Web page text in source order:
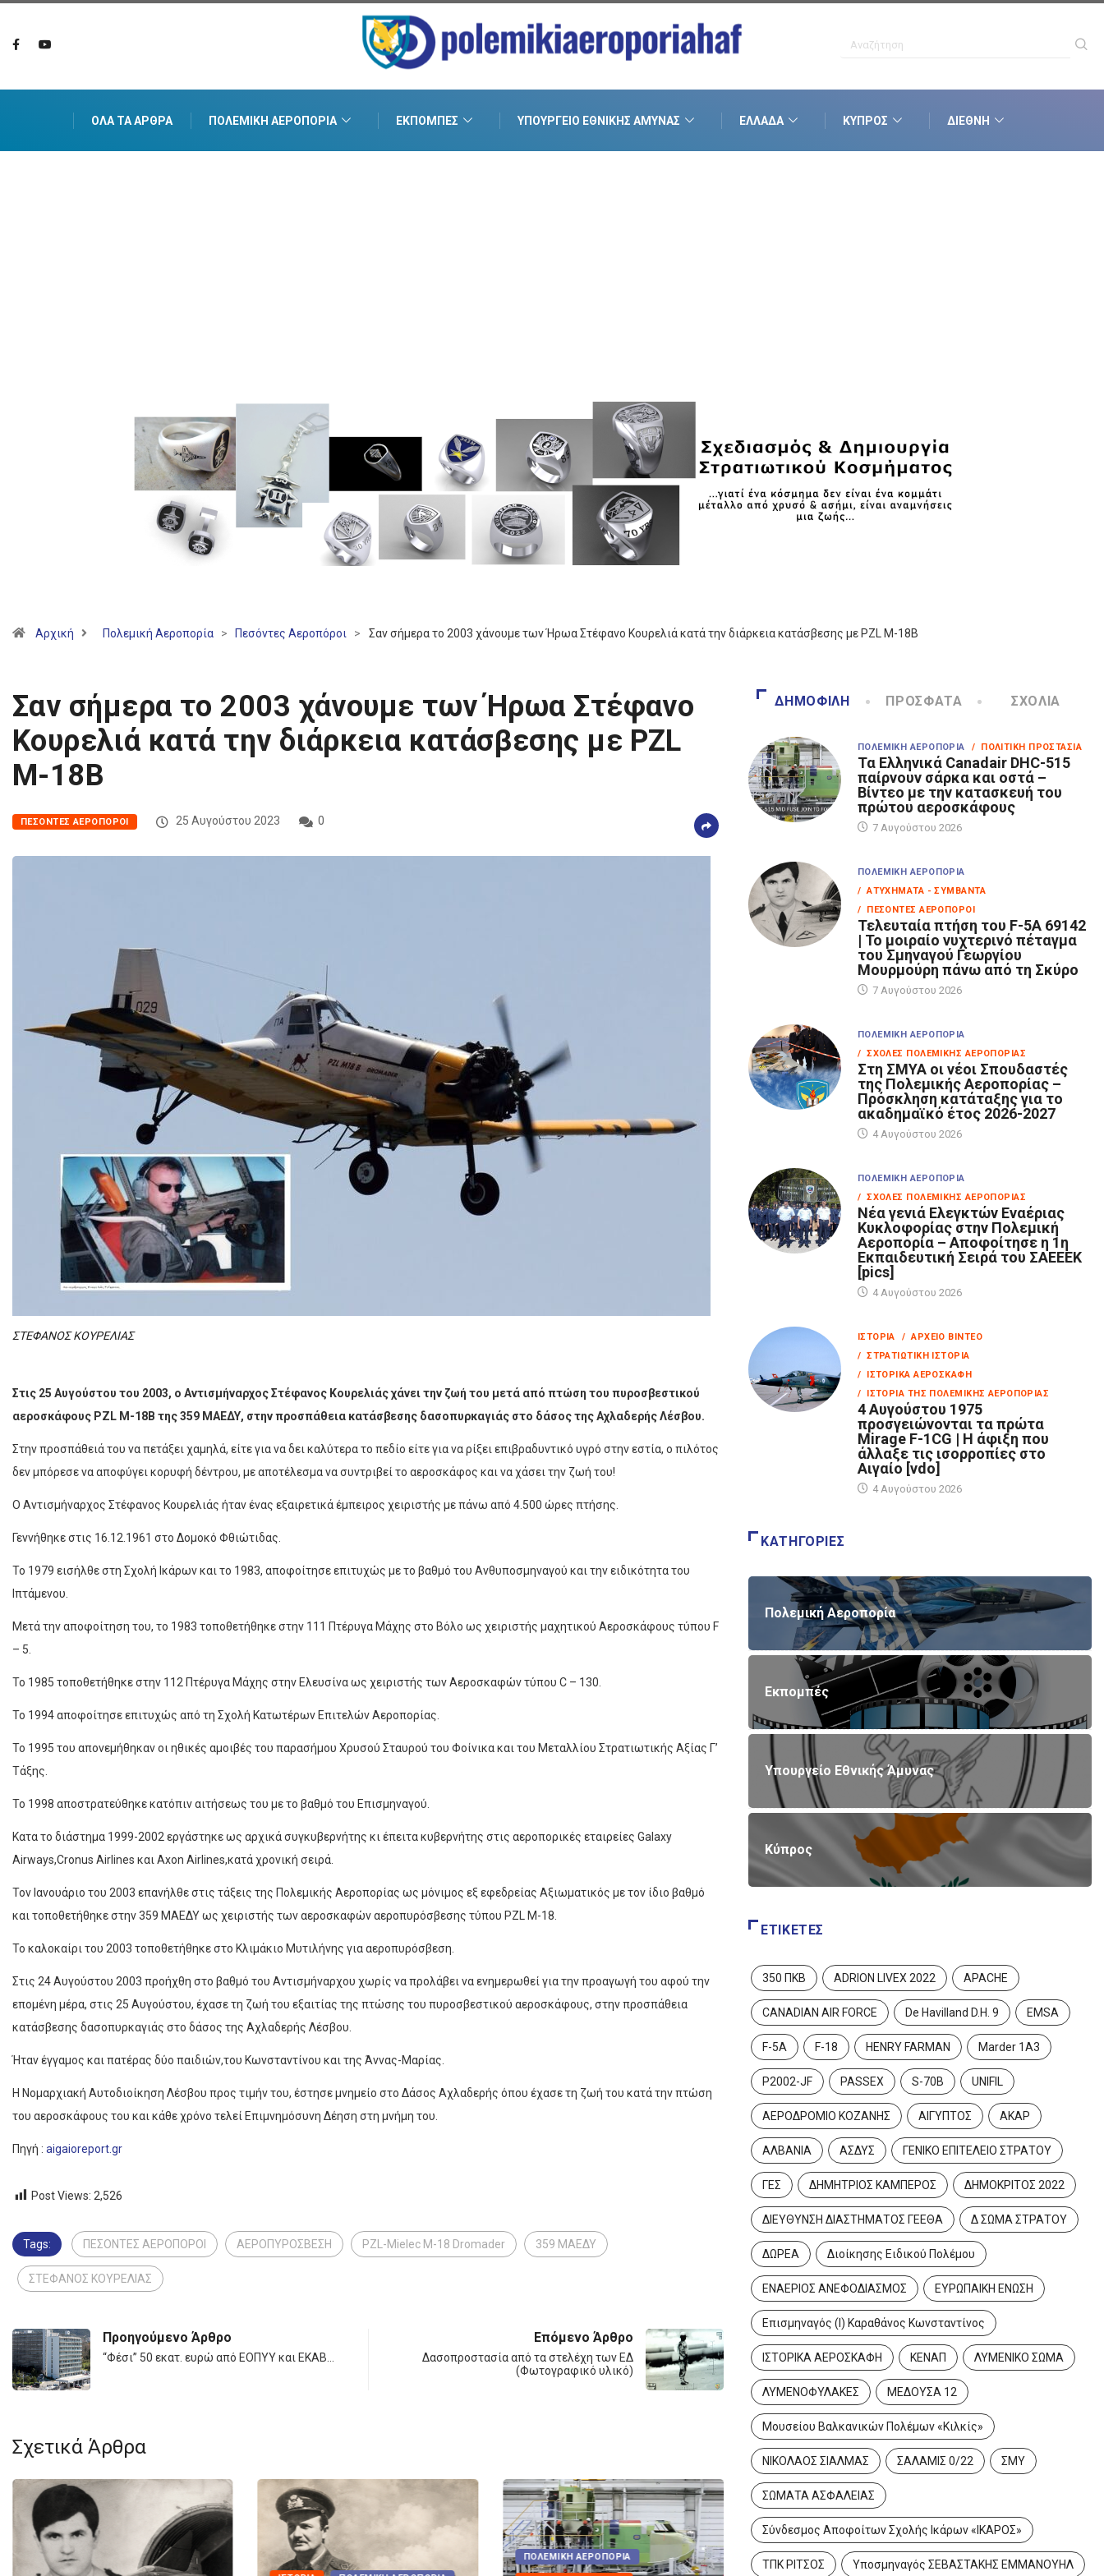
ΌΛΑ ΤΑ ΆΡΘΡΑ ΠΟΛΕΜΙΚΉ ΑΕΡΟΠΟΡΊΑ ΕΚΠΟΜΠΈΣ ΥΠΟΥΡΓΕΊΟ ΕΘΝΙΚΉΣ ΆΜΥΝΑΣ ΕΛΛΆΔΑ ΚΎΠΡΟΣ ΔΙΕΘΝΉ
Αρχική Πολεμική Αεροπορία > Πεσόντες Αεροπόροι > Σαν σήμερα τo 2003 χάνουμε των Ήρωα Στέφανο Κουρελιά κατά την διάρκεια κατάσβεσης με PZL M-18B
Σαν σήμερα τo 2003 χάνουμε των Ήρωα Στέφανο
Κουρελιά κατά την διάρκεια κατάσβεσης με PZL
M-18B
ΠΕΣΌΝΤΕΣ ΑΕΡΟΠΌΡΟΙ 25 Αυγούστου 2023 0
ΣΤΕΦΑΝΟΣ ΚΟΥΡΕΛΙΑΣ
Στις 25 Αυγούστου του 2003, ο Αντισμήναρχος Στέφανος Κουρελιάς χάνει την ζωή του μετά από πτώση του πυροσβεστικού
αεροσκάφους PZL M-18B της 359 ΜΑΕΔΥ, στην προσπάθεια κατάσβεσης δασοπυρκαγιάς στο δάσος της Αχλαδερής Λέσβου.
Στην προσπάθειά του να πετάξει χαμηλά, είτε για να δει καλύτερα το πεδίο είτε για να ρίξει επιβραδυντικό υγρό στην εστία, ο πιλότος
δεν μπόρεσε να αποφύγει κορυφή δέντρου, με αποτέλεσμα να συντριβεί το αεροσκάφος και να χάσει την ζωή του!
Ο Αντισμήναρχος Στέφανος Κουρελιάς ήταν ένας εξαιρετικά έμπειρος χειριστής με πάνω από 4.500 ώρες πτήσης.
Γεννήθηκε στις 16.12.1961 στο Δομοκό Φθιώτιδας.
Το 1979 εισήλθε στη Σχολή Ικάρων και το 1983, αποφοίτησε επιτυχώς με το βαθμό του Ανθυποσμηναγού και την ειδικότητα του
Ιπτάμενου.
Μετά την αποφοίτηση του, το 1983 τοποθετήθηκε στην 111 Πτέρυγα Μάχης στο Βόλο ως χειριστής μαχητικού Αεροσκάφους τύπου F
– 5.
Το 1985 τοποθετήθηκε στην 112 Πτέρυγα Μάχης στην Ελευσίνα ως χειριστής των Αεροσκαφών τύπου C – 130.
Το 1994 αποφοίτησε επιτυχώς από τη Σχολή Κατωτέρων Επιτελών Αεροπορίας.
Το 1995 του απονεμήθηκαν οι ηθικές αμοιβές του παρασήμου Χρυσού Σταυρού του Φοίνικα και του Μεταλλίου Στρατιωτικής Αξίας Γ’
Τάξης.
Το 1998 αποστρατεύθηκε κατόπιν αιτήσεως του με το βαθμό του Επισμηναγού.
Κατα το διάστημα 1999-2002 εργάστηκε ως αρχικά συγκυβερνήτης κι έπειτα κυβερνήτης στις αεροπορικές εταιρείες Galaxy
Airways,Cronus Airlines και Axon Airlines,κατά χρονική σειρά.
Τον Ιανουάριο του 2003 επανήλθε στις τάξεις της Πολεμικής Αεροπορίας ως μόνιμος εξ εφεδρείας Αξιωματικός με τον ίδιο βαθμό
και τοποθετήθηκε στην 359 ΜΑΕΔΥ ως χειριστής των αεροσκαφών αεροπυρόσβεσης τύπου PZL M-18.
Το καλοκαίρι του 2003 τοποθετήθηκε στο Κλιμάκιο Μυτιλήνης για αεροπυρόσβεση.
Στις 24 Αυγούστου 2003 προήχθη στο βαθμό του Αντισμήναρχου χωρίς να προλάβει να ενημερωθεί για την προαγωγή του αφού την
επομένη μέρα, στις 25 Αυγούστου, έχασε τη ζωή του εξαιτίας της πτώσης του πυροσβεστικού αεροσκάφους, στην προσπάθεια
κατάσβεσης δασοπυρκαγιάς στο δάσος της Αχλαδερής Λέσβου.
Ήταν έγγαμος και πατέρας δύο παιδιών,του Κωνσταντίνου και της Άννας-Μαρίας.
Η Νομαρχιακή Αυτοδιοίκηση Λέσβου προς τιμήν του, έστησε μνημείο στο Δάσος Αχλαδερής όπου έχασε τη ζωή του κατά την πτώση
του αεροσκάφους του και κάθε χρόνο τελεί Επιμνημόσυνη Δέηση στη μνήμη του.
Πηγή : aigaioreport.gr
Post Views: 2,526
Tags: ΠΕΣΟΝΤΕΣ ΑΕΡΟΠΟΡΟΙ ΑΕΡΟΠΥΡΟΣΒΕΣΗ PZL-Mielec M-18 Dromader 359 ΜΑΕΔΥ
ΣΤΕΦΑΝΟΣ ΚΟΥΡΕΛΙΑΣ
Προηγούμενο Άρθρο
“Φέσι” 50 εκατ. ευρώ από ΕΟΠΥΥ και ΕΚΑΒ…
Επόμενο Άρθρο
Δασοπροστασία από τα στελέχη των ΕΔ
(Φωτογραφικό υλικό)
Σχετικά Άρθρα
ΠΟΛΕΜΙΚΉ ΑΕΡΟΠΟΡΊΑ
ΔΗΜΟΦΙΛΉ ΠΡΌΣΦΑΤΑ ΣΧΌΛΙΑ
ΠΟΛΕΜΙΚΉ ΑΕΡΟΠΟΡΊΑ / ΠΟΛΙΤΙΚΉ ΠΡΟΣΤΑΣΊΑ
Τα Eλληνικά Canadair DHC-515
παίρνουν σάρκα και οστά –
Βίντεο με την κατασκευή του
πρώτου αεροσκάφους
7 Αυγούστου 2026
ΠΟΛΕΜΙΚΉ ΑΕΡΟΠΟΡΊΑ
/ ΑΤΥΧΉΜΑΤΑ - ΣΥΜΒΆΝΤΑ
/ ΠΕΣΌΝΤΕΣ ΑΕΡΟΠΌΡΟΙ
Τελευταία πτήση του F-5A 69142
| Το μοιραίο νυχτερινό πέταγμα
του Σμηναγού Γεωργίου
Μουρμούρη πάνω από τη Σκύρο
7 Αυγούστου 2026
ΠΟΛΕΜΙΚΉ ΑΕΡΟΠΟΡΊΑ
/ ΣΧΟΛΈΣ ΠΟΛΕΜΙΚΉΣ ΑΕΡΟΠΟΡΊΑΣ
Στη ΣΜΥΑ οι νέοι Σπουδαστές
της Πολεμικής Αεροπορίας –
Πρόσκληση κατάταξης για το
ακαδημαϊκό έτος 2026-2027
4 Αυγούστου 2026
ΠΟΛΕΜΙΚΉ ΑΕΡΟΠΟΡΊΑ
/ ΣΧΟΛΈΣ ΠΟΛΕΜΙΚΉΣ ΑΕΡΟΠΟΡΊΑΣ
Νέα γενιά Ελεγκτών Εναέριας
Κυκλοφορίας στην Πολεμική
Αεροπορία – Αποφοίτησε η 1η
Εκπαιδευτική Σειρά του ΣΑΕΕΕΚ
[pics]
4 Αυγούστου 2026
ΙΣΤΟΡΊΑ
/ ΑΡΧΕΊΟ ΒΊΝΤΕΟ
/ ΣΤΡΑΤΙΩΤΙΚΉ ΙΣΤΟΡΊΑ
/ ΙΣΤΟΡΙΚΆ ΑΕΡΟΣΚΆΦΗ
/ ΙΣΤΟΡΊΑ ΤΗΣ ΠΟΛΕΜΙΚΉΣ ΑΕΡΟΠΟΡΊΑΣ
4 Αυγούστου 1975
προσγειώνονται τα πρώτα
Mirage F-1CG | Η άφιξη που
άλλαξε τις ισορροπίες στο
Αιγαίο [vdo]
4 Αυγούστου 2026
ΚΑΤΗΓΟΡΊΕΣ
Πολεμική Αεροπορία
Εκπομπές
Υπουργείο Εθνικής Άμυνας
Κύπρος
ΕΤΙΚΈΤΕΣ
350 ΠΚΒ ADRION LIVEX 2022 APACHE
CANADIAN AIR FORCE De Havilland D.H. 9 EMSA
F-5A F-18 HENRY FARMAN Marder 1A3
P2002-JF PASSEX S-70B UNIFIL
ΑΕΡΟΔΡΟΜΙΟ ΚΟΖΑΝΗΣ ΑΙΓΥΠΤΟΣ ΑΚΑΡ
ΑΛΒΑΝΙΑ ΑΣΔΥΣ ΓΕΝΙΚΟ ΕΠΙΤΕΛΕΙΟ ΣΤΡΑΤΟΥ
ΓΕΣ ΔΗΜΗΤΡΙΟΣ ΚΑΜΠΕΡΟΣ ΔΗΜΟΚΡΙΤΟΣ 2022
ΔΙΕΥΘΥΝΣΗ ΔΙΑΣΤΗΜΑΤΟΣ ΓΕΕΘΑ Δ ΣΩΜΑ ΣΤΡΑΤΟΥ
ΔΩΡΕΑ Διοίκησης Ειδικού Πολέμου
ΕΝΑΕΡΙΟΣ ΑΝΕΦΟΔΙΑΣΜΟΣ ΕΥΡΩΠΑΙΚΗ ΕΝΩΣΗ
Επισμηναγός (Ι) Καραθάνος Κωνσταντίνος
ΙΣΤΟΡΙΚΑ ΑΕΡΟΣΚΑΦΗ ΚΕΝΑΠ ΛΥΜΕΝΙΚΟ ΣΩΜΑ
ΛΥΜΕΝΟΦΥΛΑΚΕΣ ΜΕΔΟΥΣΑ 12
Μουσείου Βαλκανικών Πολέμων «Κιλκίς»
ΝΙΚΟΛΑΟΣ ΣΙΑΛΜΑΣ ΣΑΛΑΜΙΣ 0/22 ΣΜΥ
ΣΩΜΑΤΑ ΑΣΦΑΛΕΙΑΣ
Σύνδεσμος Αποφοίτων Σχολής Ικάρων «ΙΚΑΡΟΣ»
ΤΠΚ ΡΙΤΣΟΣ Υποσμηναγός ΣΕΒΑΣΤΑΚΗΣ ΕΜΜΑΝΟΥΗΛ